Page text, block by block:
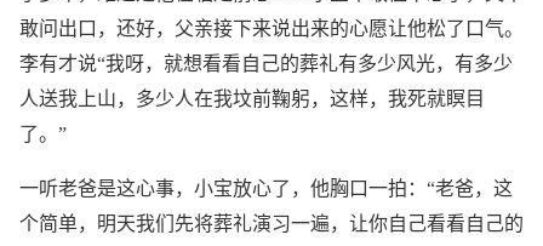
敢问出口，还好，父亲接下来说出来的心愿让他松了口气。
李有才说“我呀，就想看看自己的葬礼有多少风光，有多少
人送我上山，多少人在我坟前鞠躬，这样，我死就瞑目
了。”
一听老爸是这心事，小宝放心了，他胸口一拍：“老爸，这
个简单，明天我们先将葬礼演习一遍，让你自己看看自己的